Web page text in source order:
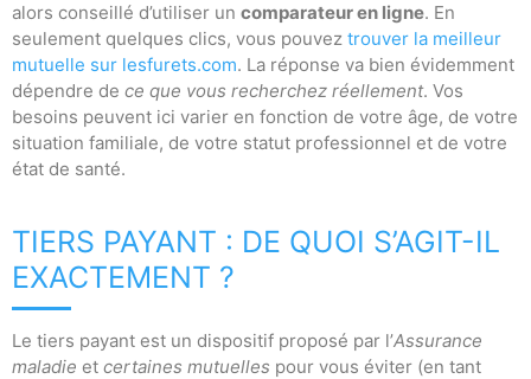
alors conseillé d’utiliser un comparateur en ligne. En
seulement quelques clics, vous pouvez trouver la meilleur
mutuelle sur lesfurets.com. La réponse va bien évidemment
dépendre de ce que vous recherchez réellement. Vos
besoins peuvent ici varier en fonction de votre âge, de votre
situation familiale, de votre statut professionnel et de votre
état de santé.
TIERS PAYANT : DE QUOI S’AGIT-IL
EXACTEMENT ?
Le tiers payant est un dispositif proposé par l’Assurance
maladie et certaines mutuelles pour vous éviter (en tant